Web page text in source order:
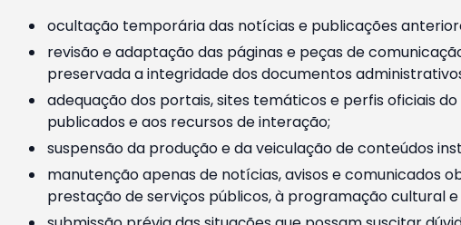
ocultação temporária das notícias e publicações
revisão e adaptação das páginas e peças de
preservada a integridade dos documentos
adequação dos portais, sites temáticos e perfis oficiais
publicados e aos recursos de interação;
suspensão da produção e da veiculação de conteúdos
manutenção apenas de notícias, avisos e comunicados
prestação de serviços públicos, à programação cultural